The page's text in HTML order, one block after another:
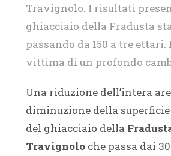
Travignolo. I risultati
ghiacciaio della Fradusta
passando da 150 a tre
vittima di un profondo
Una riduzione dell’intera
diminuzione della
del ghiacciaio della
Travignolo che passa dai